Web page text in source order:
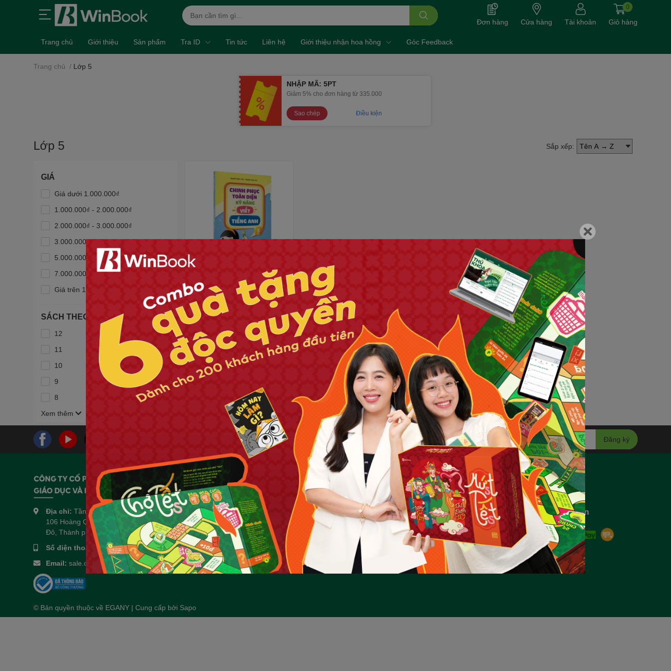
Đơn hàng Cửa hàng Tài khoản
0
Giỏ hàng
Trang chủ Giới thiệu Sản phẩm Tra ID Tin tức Liên hệ Giới thiệu nhận hoa hồng Góc Feedback
Trang chủ / Lớp 5
NHẬP MÃ: 5PT
Giảm 5% cho đơn hàng từ 335.000
Sao chép Điều kiện
Lớp 5 Sắp xếp:
GIÁ
Giá dưới 1.000.000₫
1.000.000₫ - 2.000.000₫
2.000.000₫ - 3.000.000₫
3.000.000₫ - 5.000.000₫
5.000.000₫ - 7.000.000₫
7.000.000₫ - 10.000.000₫
Giá trên 10.000.000₫
SÁCH THEO LỚP
12
11
10
9
8
Xem thêm
Sách - Chinh phục toàn diện
kỹ năng viết tiếng Anh - Lớp 5
60.000₫
Bạn muốn nhận khuyến mãi đặc biệt?
Đăng ký ngay.
Đăng ký
Địa chỉ: Tầng 3 và tầng 4, số 14 ngõ
106 Hoàng Quốc Việt, Phường Nghĩa
Đô, Thành phố Hà Nội, Việt Nam
Số điện thoại: 0961.522.201
Email: sale.online1.winedu@gmail.com
Về chúng tôi
Giới thiệu
Liên hệ hợp tác kinh doanh
Thông tin tuyển dụng
Tin tức
Chính sách
Chính sách vận chuyển
Chính sách đổi trả
Phương thức thanh toán và điều chỉnh giao
Chính sách bảo mật thông tin
Nghĩa vụ của người bán và khách hàng
Liên hệ với chúng tôi
Hotline 0961.522.201
Phương thức thanh toán
© Bản quyền thuộc về EGANY | Cung cấp bởi Sapo